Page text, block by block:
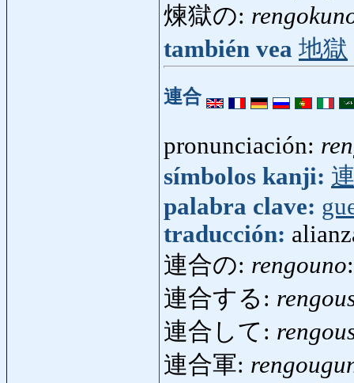
煉獄の:
también vea 地獄
連合
pronunciación:
símbolos kanji:
palabra clave:
traducción:
連合の: rengouno
連合する:
連合して:
連合軍: